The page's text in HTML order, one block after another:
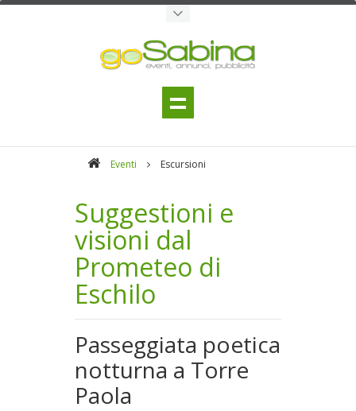
Eventi Escursioni
Suggestioni e
visioni dal
Prometeo di
Eschilo
Passeggiata poetica
notturna a Torre
Paola